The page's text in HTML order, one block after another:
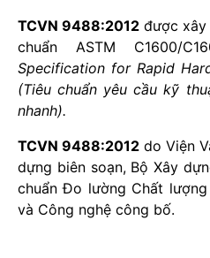
TCVN 9488:2012 được
chuẩn ASTM C1600/
Specification for Rapid
(Tiêu chuẩn yêu cầu kỹ
nhanh).
TCVN 9488:2012 do Viện
dựng biên soạn, Bộ Xây
chuẩn Đo lường Chất
và Công nghệ công bố.